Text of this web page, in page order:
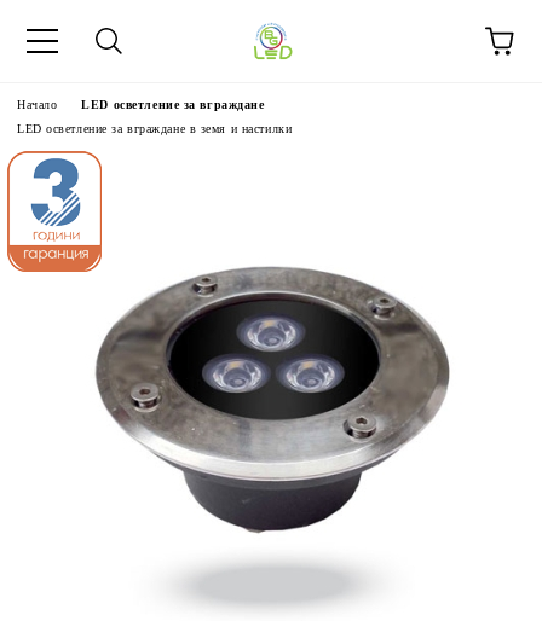
Начало
LED осветление за вграждане
LED осветление за вграждане в земя и настилки